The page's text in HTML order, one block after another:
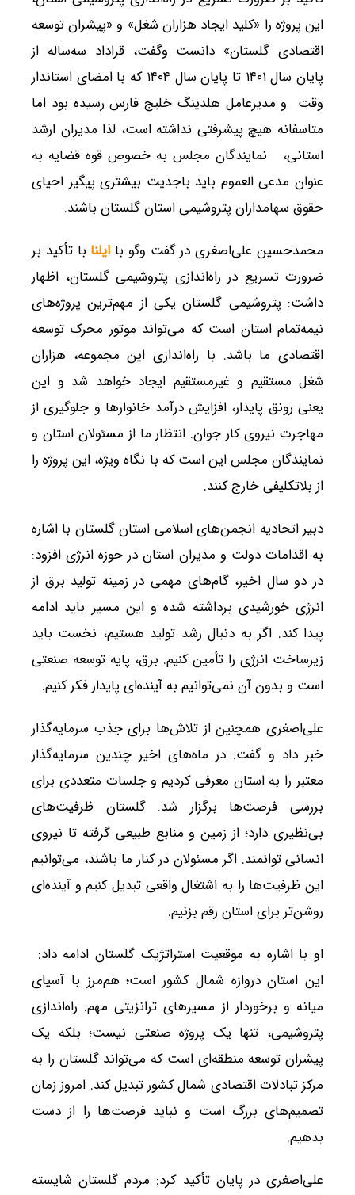
این پروژه را «کلید ایجاد هزاران شغل» و «پیشران توسعه
اقتصادی گلستان» دانست وگفت، قراداد سه‌ساله از
پایان سال ۱۴۰۱ تا پایان سال ۱۴۰۴ که با امضای استاندار
وقت و مدیرعامل هلدینگ خلیج فارس رسیده بود اما
متاسفانه هیچ پیشرفتی نداشته است، لذا مدیران ارشد
استانی، نمایندگان مجلس به خصوص قوه قضایه به
عنوان مدعی العموم باید باجدیت بیشتری پیگیر احیای
حقوق سهامداران پتروشیمی استان گلستان باشند.
محمدحسین علی‌اصغری در گفت وگو با ایلنا با تأکید بر
ضرورت تسریع در راه‌اندازی پتروشیمی گلستان، اظهار
داشت: پتروشیمی گلستان یکی از مهم‌ترین پروژه‌های
نیمه‌تمام استان است که می‌تواند موتور محرک توسعه
اقتصادی ما باشد. با راه‌اندازی این مجموعه، هزاران
شغل مستقیم و غیرمستقیم ایجاد خواهد شد و این
یعنی رونق پایدار، افزایش درآمد خانوارها و جلوگیری از
مهاجرت نیروی کار جوان. انتظار ما از مسئولان استان و
نمایندگان مجلس این است که با نگاه ویژه، این پروژه را
از بلاتکلیفی خارج کنند.
دبیر اتحادیه انجمن‌های اسلامی استان گلستان با اشاره
به اقدامات دولت و مدیران استان در حوزه انرژی افزود:
در دو سال اخیر، گام‌های مهمی در زمینه تولید برق از
انرژی خورشیدی برداشته شده و این مسیر باید ادامه
پیدا کند. اگر به دنبال رشد تولید هستیم، نخست باید
زیرساخت انرژی را تأمین کنیم. برق، پایه توسعه صنعتی
است و بدون آن نمی‌توانیم به آینده‌ای پایدار فکر کنیم.
علی‌اصغری همچنین از تلاش‌ها برای جذب سرمایه‌گذار
خبر داد و گفت: در ماه‌های اخیر چندین سرمایه‌گذار
معتبر را به استان معرفی کردیم و جلسات متعددی برای
بررسی فرصت‌ها برگزار شد. گلستان ظرفیت‌های
بی‌نظیری دارد؛ از زمین و منابع طبیعی گرفته تا نیروی
انسانی توانمند. اگر مسئولان در کنار ما باشند، می‌توانیم
این ظرفیت‌ها را به اشتغال واقعی تبدیل کنیم و آینده‌ای
روشن‌تر برای استان رقم بزنیم.
او با اشاره به موقعیت استراتژیک گلستان ادامه داد:
این استان دروازه شمال کشور است؛ هم‌مرز با آسیای
میانه و برخوردار از مسیرهای ترانزیتی مهم. راه‌اندازی
پتروشیمی، تنها یک پروژه صنعتی نیست؛ بلکه یک
پیشران توسعه منطقه‌ای است که می‌تواند گلستان را به
مرکز تبادلات اقتصادی شمال کشور تبدیل کند. امروز زمان
تصمیم‌های بزرگ است و نباید فرصت‌ها را از دست
بدهیم.
علی‌اصغری در پایان تأکید کرد: مردم گلستان شایسته